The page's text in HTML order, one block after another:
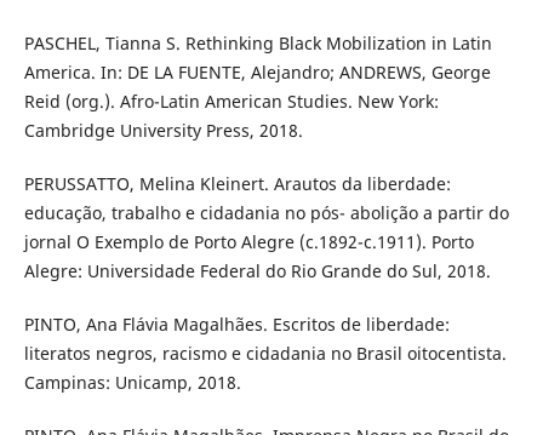
PASCHEL, Tianna S. Rethinking Black Mobilization in Latin
America. In: DE LA FUENTE, Alejandro; ANDREWS, George
Reid (org.). Afro-Latin American Studies. New York:
Cambridge University Press, 2018.
PERUSSATTO, Melina Kleinert. Arautos da liberdade:
educação, trabalho e cidadania no pós- abolição a partir do
jornal O Exemplo de Porto Alegre (c.1892-c.1911). Porto
Alegre: Universidade Federal do Rio Grande do Sul, 2018.
PINTO, Ana Flávia Magalhães. Escritos de liberdade:
literatos negros, racismo e cidadania no Brasil oitocentista.
Campinas: Unicamp, 2018.